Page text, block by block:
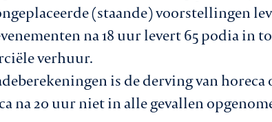
(staande) voorstellingen
na 18 uur levert 65 podia in
verhuur.
is de derving van
na 20 uur niet in alle gevallen